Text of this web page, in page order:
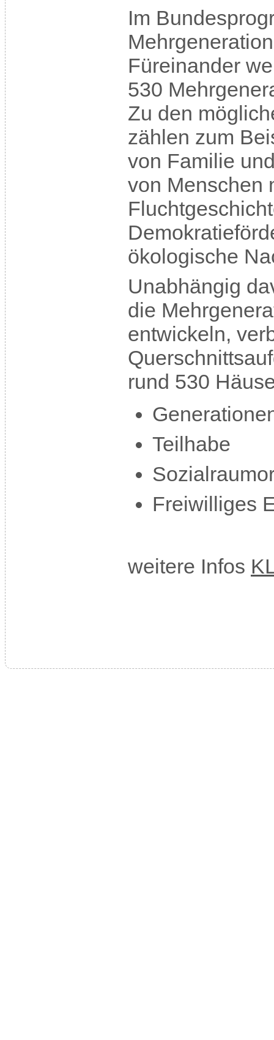
Im
Füreinander
530
Zu den
zählen zum
von Familie
von Menschen
ökologische
Unabhängig
die
entwickeln,
rund 530
Teilhabe
Freiwilliges
weitere Infos